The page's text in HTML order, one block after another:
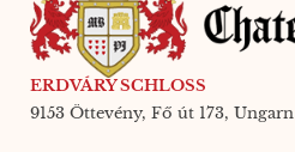
ERDVÁRY SCHLOSS
9153 Öttevény, Fő út 173, Ungarn